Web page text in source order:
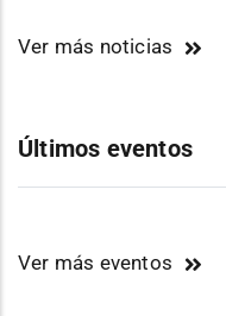
Ver más noticias
Últimos eventos
Ver más eventos